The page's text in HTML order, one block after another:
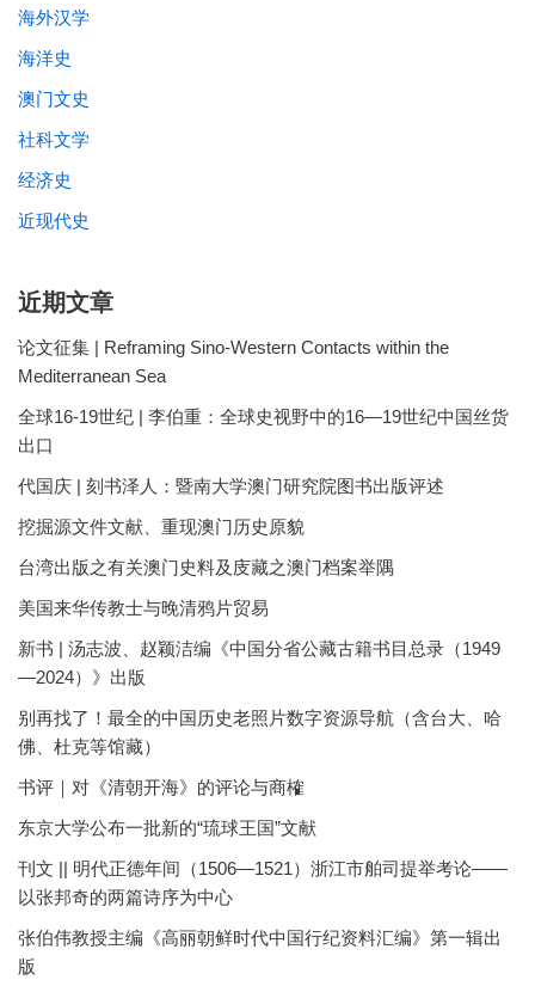
海外汉学
海洋史
澳门文史
社科文学
经济史
近现代史
近期文章
论文征集 | Reframing Sino-Western Contacts within the
Mediterranean Sea
全球16-19世纪 | 李伯重：全球史视野中的16—19世纪中国丝货
出口
代国庆 | 刻书泽人：暨南大学澳门研究院图书出版评述
挖掘源文件文献、重现澳门历史原貌
台湾出版之有关澳门史料及庋藏之澳门档案举隅
美国来华传教士与晚清鸦片贸易
新书 | 汤志波、赵颖洁编《中国分省公藏古籍书目总录（1949
—2024）》出版
别再找了！最全的中国历史老照片数字资源导航（含台大、哈
佛、杜克等馆藏）
书评｜对《清朝开海》的评论与商榷
东京大学公布一批新的“琉球王国”文献
刊文 || 明代正德年间（1506—1521）浙江市舶司提举考论——
以张邦奇的两篇诗序为中心
张伯伟教授主编《高丽朝鲜时代中国行纪资料汇编》第一辑出
版